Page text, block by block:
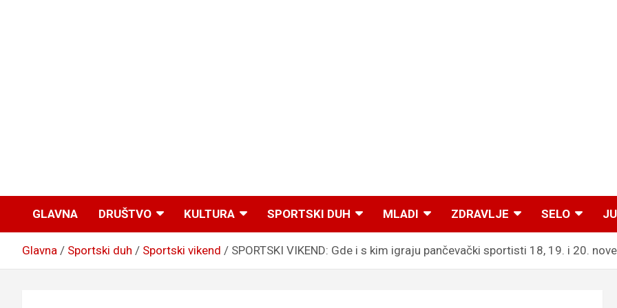
GLAVNA DRUŠTVO KULTURA SPORTSKI DUH MLADI ZDRAVLJE SELO
Glavna Sportski duh Sportski vikend SPORTSKI VIKEND: Gde i s kim igraju pančevački sportisti 18, 19. i 20.